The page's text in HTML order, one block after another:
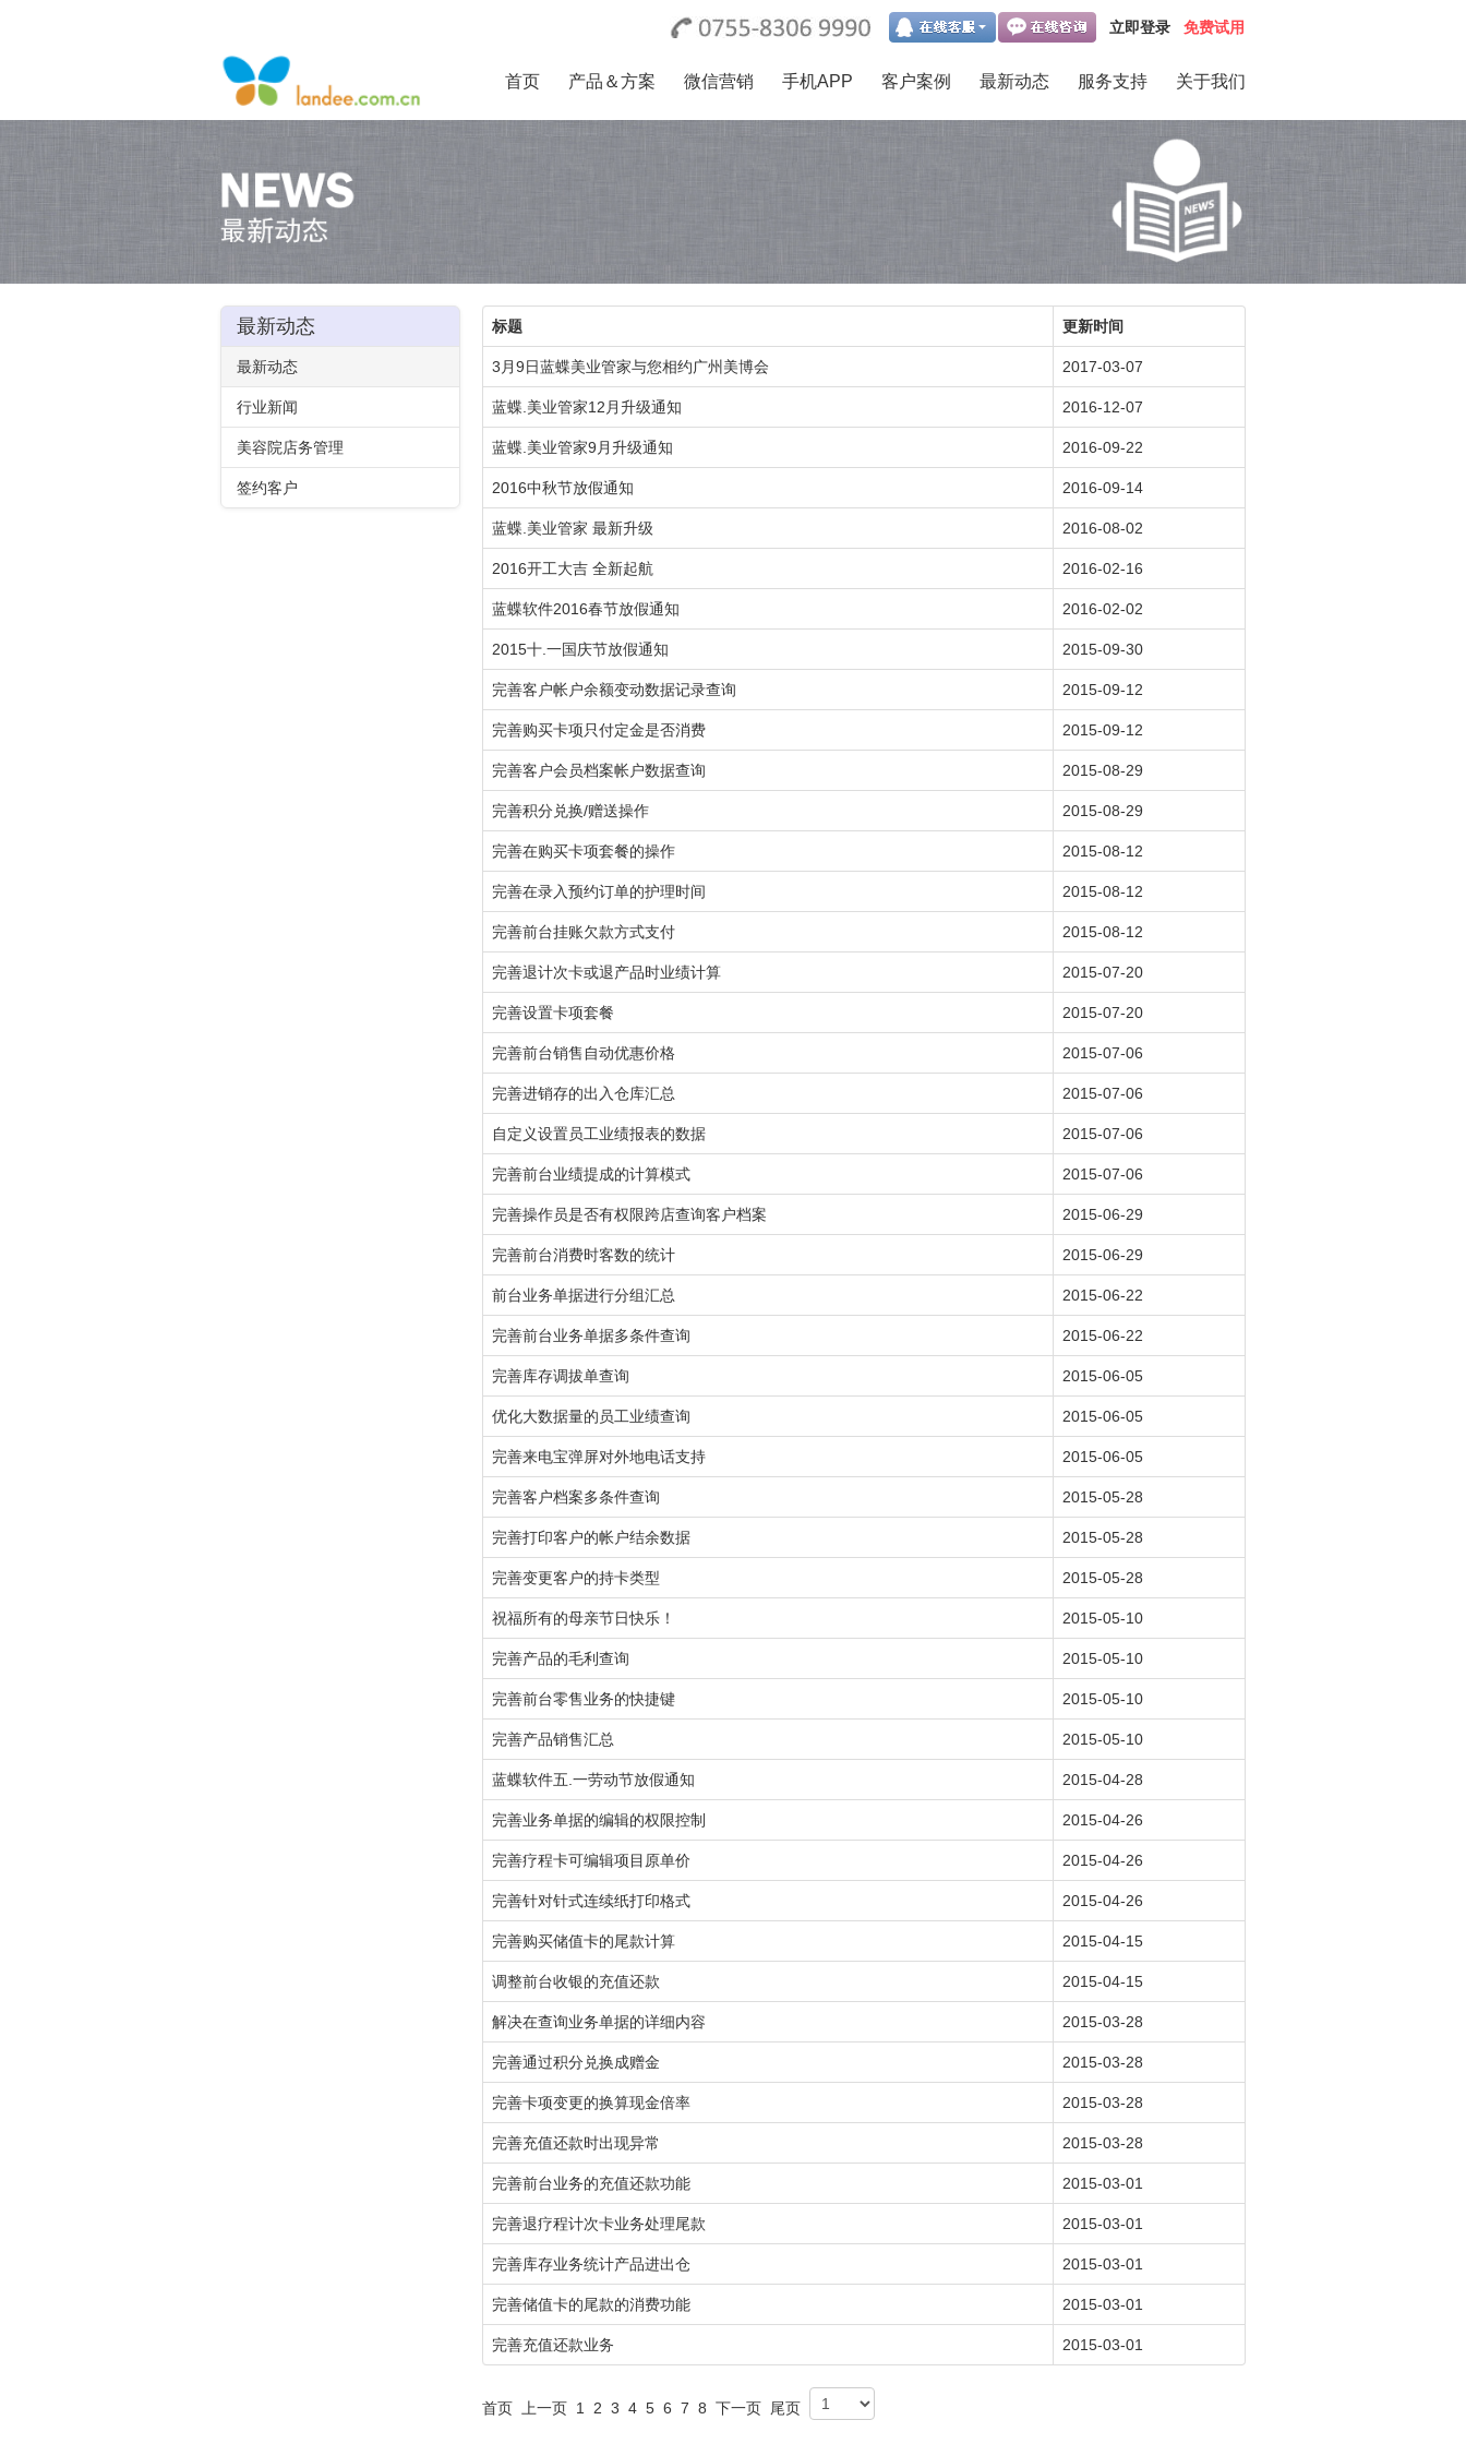
立即登录 免费试用
首页 产品＆方案 微信营销 手机APP 客户案例 最新动态 服务支持 关于我们
最新动态
最新动态
行业新闻
美容院店务管理
签约客户
标题 更新时间
3月9日蓝蝶美业管家与您相约广州美博会 2017-03-07
蓝蝶.美业管家12月升级通知 2016-12-07
蓝蝶.美业管家9月升级通知 2016-09-22
2016中秋节放假通知 2016-09-14
蓝蝶.美业管家 最新升级 2016-08-02
2016开工大吉 全新起航 2016-02-16
蓝蝶软件2016春节放假通知 2016-02-02
2015十.一国庆节放假通知 2015-09-30
完善客户帐户余额变动数据记录查询 2015-09-12
完善购买卡项只付定金是否消费 2015-09-12
完善客户会员档案帐户数据查询 2015-08-29
完善积分兑换/赠送操作 2015-08-29
完善在购买卡项套餐的操作 2015-08-12
完善在录入预约订单的护理时间 2015-08-12
完善前台挂账欠款方式支付 2015-08-12
完善退计次卡或退产品时业绩计算 2015-07-20
完善设置卡项套餐 2015-07-20
完善前台销售自动优惠价格 2015-07-06
完善进销存的出入仓库汇总 2015-07-06
自定义设置员工业绩报表的数据 2015-07-06
完善前台业绩提成的计算模式 2015-07-06
完善操作员是否有权限跨店查询客户档案 2015-06-29
完善前台消费时客数的统计 2015-06-29
前台业务单据进行分组汇总 2015-06-22
完善前台业务单据多条件查询 2015-06-22
完善库存调拔单查询 2015-06-05
优化大数据量的员工业绩查询 2015-06-05
完善来电宝弹屏对外地电话支持 2015-06-05
完善客户档案多条件查询 2015-05-28
完善打印客户的帐户结余数据 2015-05-28
完善变更客户的持卡类型 2015-05-28
祝福所有的母亲节日快乐！ 2015-05-10
完善产品的毛利查询 2015-05-10
完善前台零售业务的快捷键 2015-05-10
完善产品销售汇总 2015-05-10
蓝蝶软件五.一劳动节放假通知 2015-04-28
完善业务单据的编辑的权限控制 2015-04-26
完善疗程卡可编辑项目原单价 2015-04-26
完善针对针式连续纸打印格式 2015-04-26
完善购买储值卡的尾款计算 2015-04-15
调整前台收银的充值还款 2015-04-15
解决在查询业务单据的详细内容 2015-03-28
完善通过积分兑换成赠金 2015-03-28
完善卡项变更的换算现金倍率 2015-03-28
完善充值还款时出现异常 2015-03-28
完善前台业务的充值还款功能 2015-03-01
完善退疗程计次卡业务处理尾款 2015-03-01
完善库存业务统计产品进出仓 2015-03-01
完善储值卡的尾款的消费功能 2015-03-01
完善充值还款业务 2015-03-01
首页 上一页 1 2 3 4 5 6 7 8 下一页 尾页